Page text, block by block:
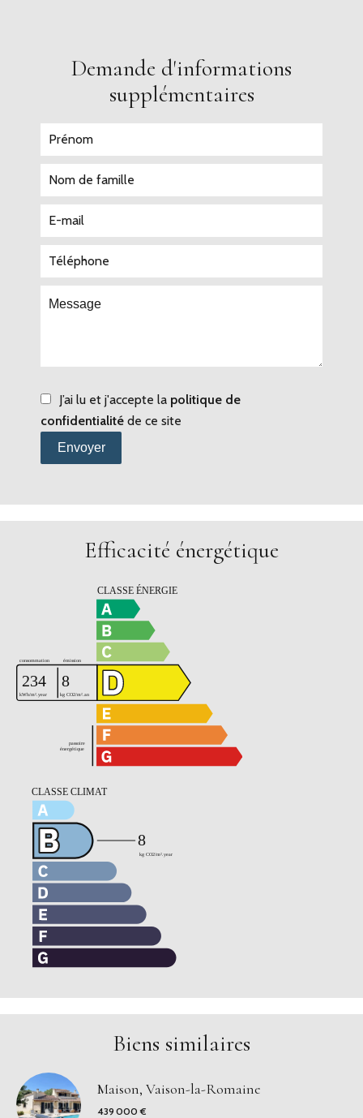
Demande d'informations
supplémentaires
J’ai lu et j'accepte la politique de
confidentialité de ce site
Envoyer
Efficacité énergétique
Biens similaires
Maison, Vaison-la-Romaine
439 000 €